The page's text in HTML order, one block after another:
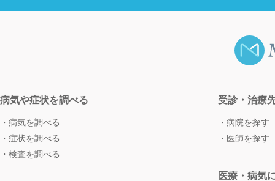
病気や症状を調べる
病気を調べる
症状を調べる
検査を調べる
受診・治療
病院を探す
医師を探す
医療・病気